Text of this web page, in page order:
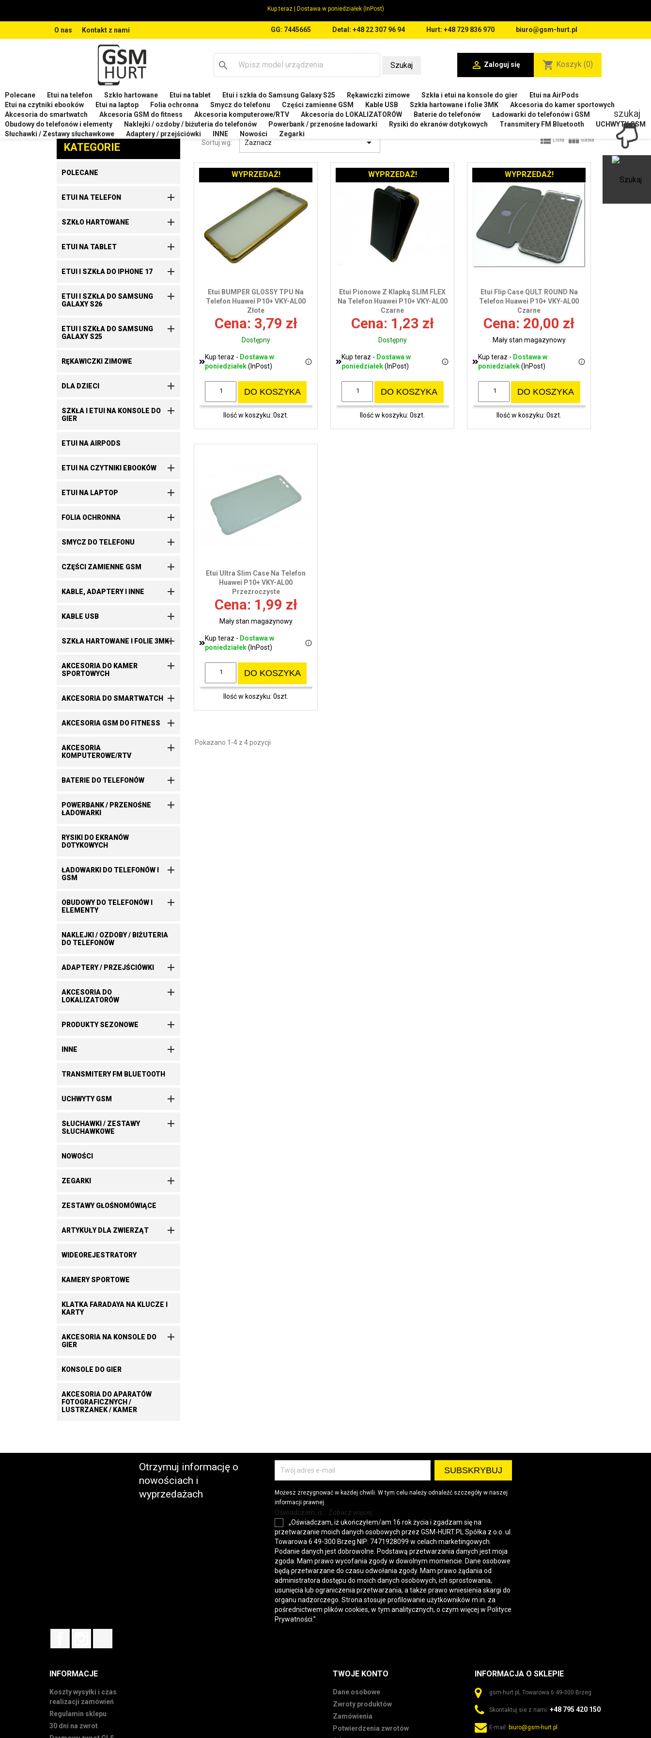
Kup teraz | Dostawa w poniedziałek (InPost)
O nas Kontakt z nami GG: 7445665 Detal: +48 22 307 96 94 Hurt: +48 729 836 970 biuro@gsm-hurt.pl
search Szukaj  Zaloguj się shopping_cart Koszyk (0)
Polecane Etui na telefon Szkło hartowane Etui na tablet Etui i szkła do Samsung Galaxy S25 Rękawiczki zimowe Szkła i etui na konsole do gier
Etui na AirPods
Etui na czytniki ebooków
Etui na laptop Folia ochronna Smycz do telefonu Części zamienne GSM Kable USB Szkła hartowane i folie 3MK
Akcesoria do kamer sportowych
Akcesoria do smartwatch
Akcesoria GSM do fitness Akcesoria komputerowe/RTV Akcesoria do LOKALIZATORÓW Baterie do telefonów
Ładowarki do telefonów i GSM
Obudowy do telefonów i elementy
Naklejki / ozdoby / biżuteria do telefonów Powerbank / przenośne ładowarki Rysiki do ekranów dotykowych Transmitery FM Bluetooth
UCHWYTY GSM
Słuchawki / Zestawy słuchawkowe
Adaptery / przejściówki INNE Nowości Zegarki
Strona główna Etui na telefon Etui na telefon HUAWEI Etui do Huawei P10 Plus VKY-L29
Zaproponuj produkt
KATEGORIE
POLECANE
ETUI NA TELEFON 
SZKŁO HARTOWANE 
ETUI NA TABLET 
ETUI I SZKŁA DO IPHONE 17 
ETUI I SZKŁA DO SAMSUNG
GALAXY S26

ETUI I SZKŁA DO SAMSUNG
GALAXY S25

RĘKAWICZKI ZIMOWE
DLA DZIECI 
SZKŁA I ETUI NA KONSOLE DO
GIER

ETUI NA AIRPODS
ETUI NA CZYTNIKI EBOOKÓW 
ETUI NA LAPTOP 
FOLIA OCHRONNA 
SMYCZ DO TELEFONU 
CZĘŚCI ZAMIENNE GSM 
KABLE, ADAPTERY I INNE 
KABLE USB 
SZKŁA HARTOWANE I FOLIE 3MK
AKCESORIA DO KAMER
SPORTOWYCH

AKCESORIA DO SMARTWATCH 
AKCESORIA GSM DO FITNESS 
AKCESORIA
KOMPUTEROWE/RTV

BATERIE DO TELEFONÓW 
POWERBANK / PRZENOŚNE
ŁADOWARKI

RYSIKI DO EKRANÓW
DOTYKOWYCH
ŁADOWARKI DO TELEFONÓW I
GSM

OBUDOWY DO TELEFONÓW I
ELEMENTY

NAKLEJKI / OZDOBY / BIŻUTERIA
DO TELEFONÓW
ADAPTERY / PRZEJŚCIÓWKI 
AKCESORIA DO
LOKALIZATORÓW

PRODUKTY SEZONOWE 
INNE 
TRANSMITERY FM BLUETOOTH
UCHWYTY GSM 
SŁUCHAWKI / ZESTAWY
SŁUCHAWKOWE

NOWOŚCI
ZEGARKI 
ZESTAWY GŁOŚNOMÓWIĄCE
ARTYKUŁY DLA ZWIERZĄT 
WIDEOREJESTRATORY
KAMERY SPORTOWE
KLATKA FARADAYA NA KLUCZE I
KARTY
AKCESORIA NA KONSOLE DO
GIER

KONSOLE DO GIER
AKCESORIA DO APARATÓW
FOTOGRAFICZNYCH /
LUSTRZANEK / KAMER
ETUI DO HUAWEI P10 PLUS VKY-L29
Sortuj wg: Zaznacz   Lista  Siatka
Etui BUMPER GLOSSY TPU Na
Telefon Huawei P10+ VKY-AL00
Złote
Cena: 3,79 zł
Dostępny
Kup teraz - Dostawa w
poniedziałek(InPost)
DO KOSZYKA
Ilość w koszyku: 0szt.
WYPRZEDAŻ!
Etui Pionowe Z Klapką SLIM FLEX
Na Telefon Huawei P10+ VKY-AL00
Czarne
Cena: 1,23 zł
Dostępny
Kup teraz - Dostawa w
poniedziałek(InPost)
DO KOSZYKA
Ilość w koszyku: 0szt.
WYPRZEDAŻ!
Etui Flip Case QULT ROUND Na
Telefon Huawei P10+ VKY-AL00
Czarne
Cena: 20,00 zł
Mały stan magazynowy
Kup teraz - Dostawa w
poniedziałek(InPost)
DO KOSZYKA
Ilość w koszyku: 0szt.
WYPRZEDAŻ!
Etui Ultra Slim Case Na Telefon
Huawei P10+ VKY-AL00
Przezroczyste
Cena: 1,99 zł
Mały stan magazynowy
Kup teraz - Dostawa w
poniedziałek(InPost)
DO KOSZYKA
Ilość w koszyku: 0szt.
Pokazano 1-4 z 4 pozycji
Otrzymuj informację o
nowościach i
wyprzedażach
Możesz zrezygnować w każdej chwili. W tym celu należy odnaleźć szczegóły w naszej
informacji prawnej.
Oświadczam, iż... Zobacz więcej
„Oświadczam, iż ukończyłem/am 16 rok życia i zgadzam się na
przetwarzanie moich danych osobowych przez GSM-HURT.PL Spółka z o.o. ul.
Towarowa 6 49-300 Brzeg NIP: 7471928099 w celach marketingowych.
Podanie danych jest dobrowolne. Podstawą przetwarzania danych jest moja
zgoda. Mam prawo wycofania zgody w dowolnym momencie. Dane osobowe
będą przetwarzane do czasu odwołania zgody. Mam prawo żądania od
administratora dostępu do moich danych osobowych, ich sprostowania,
usunięcia lub ograniczenia przetwarzania, a także prawo wniesienia skargi do
organu nadzorczego. Strona stosuje profilowanie użytkowników m.in. za
pośrednictwem plików cookies, w tym analitycznych, o czym więcej w Polityce
Prywatności.”
INFORMACJE
Koszty wysyłki i czas
realizacji zamówień
Regulamin sklepu
30 dni na zwrot
TWOJE KONTO
Dane osobowe
Zwroty produktów
Zamówienia
Potwierdzenia zwrotów
INFORMACJA O SKLEPIE
gsm-hurt.pl, Towarowa 6 49-300 Brzeg
Skontaktuj sie z nami: +48 795 420 150
E-mail: biuro@gsm-hurt.pl
szukaj